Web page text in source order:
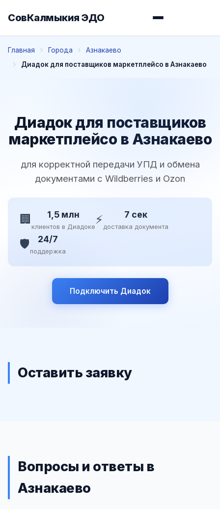
СовКалмыкия ЭДО
Главная Города
Азнакаево
Диадок для поставщиков маркетплейсо в Азнакаево
Диадок для поставщиков
маркетплейсо в Азнакаево
для корректной передачи УПД и обмена
документами с Wildberries и Ozon
🏢 1,5 млн
клиентов в Диадоке⚡ 7 сек
доставка документа
🛡️ 24/7
поддержка
Подключить Диадок
Оставить заявку
Вопросы и ответы в
Азнакаево